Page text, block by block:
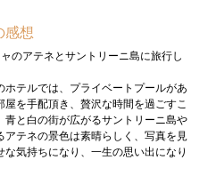
感想
のアテネとサントリーニ島に旅行し
ホテルでは、プライベートプールがあ
屋を手配頂き、贅沢な時間を過ごすこ
青と白の街が広がるサントリーニ島や
アテネの景色は素晴らしく、写真を見
な気持ちになり、一生の思い出になり